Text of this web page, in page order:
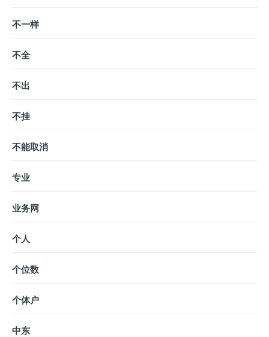
不一样
不全
不出
不挂
不能取消
专业
业务网
个人
个位数
个体户
中东